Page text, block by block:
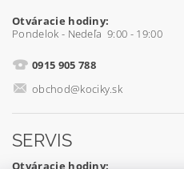
Otváracie hodiny:
Pondelok - Nedeľa 9:00 - 19:00
0915 905 788
obchod@kociky.sk
SERVIS
Otváracie hodiny: